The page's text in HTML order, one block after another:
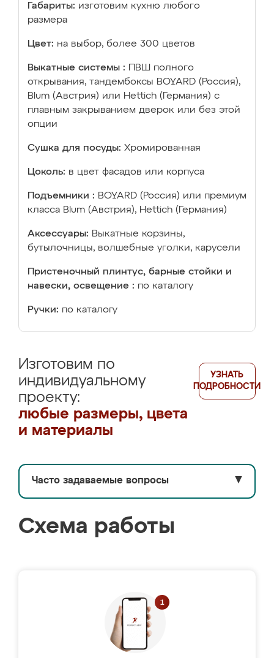
Габариты: изготовим кухню любого
размера
Цвет: на выбор, более 300 цветов
Выкатные системы :
ПВШ полного
открывания, тандембоксы BOYARD (Россия),
Blum (Австрия) или Hettich (Германия) с
плавным закрыванием дверок или без этой
опции
Сушка для посуды: Хромированная
Цоколь: в цвет фасадов или корпуса
Подъемники : BOYARD (Россия) или премиум
класса Blum (Австрия), Hettich (Германия)
Аксессуары: Выкатные корзины,
бутылочницы, волшебные уголки, карусели
Пристеночный плинтус, барные стойки и
навески, освещение : по каталогу
Ручки: по каталогу
Изготовим по
индивидуальному
проекту:
любые размеры, цвета
и материалы
УЗНАТЬ
ПОДРОБНОСТИ
Часто задаваемые вопросы ▼
Схема работы